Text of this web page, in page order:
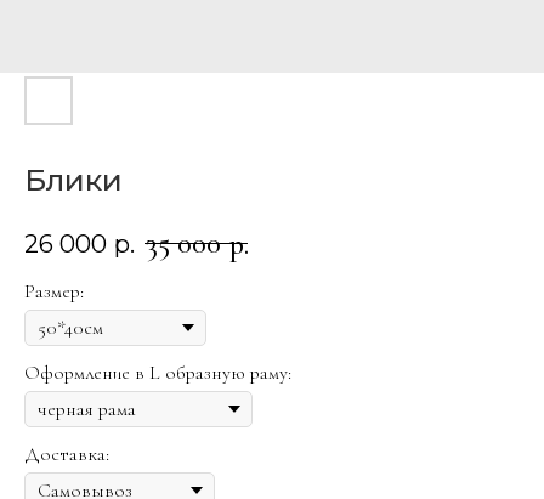
Блики
26 000 р. 35 000 р.
Размер:
Оформление в L образную раму:
Доставка: